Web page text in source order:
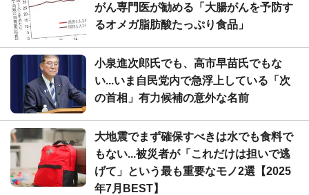
がん専門医が勧める「大腸がんを予防す
るオメガ脂肪酸たっぷり食品」
小泉進次郎氏でも、高市早苗氏でもな
い...いま自民党内で急浮上している「次
の首相」有力候補の意外な名前
大地震でまず確保すべきは水でも食料で
もない...被災者が「これだけは担いで逃
げて」という最も重要なモノ2選【2025
年7月BEST】